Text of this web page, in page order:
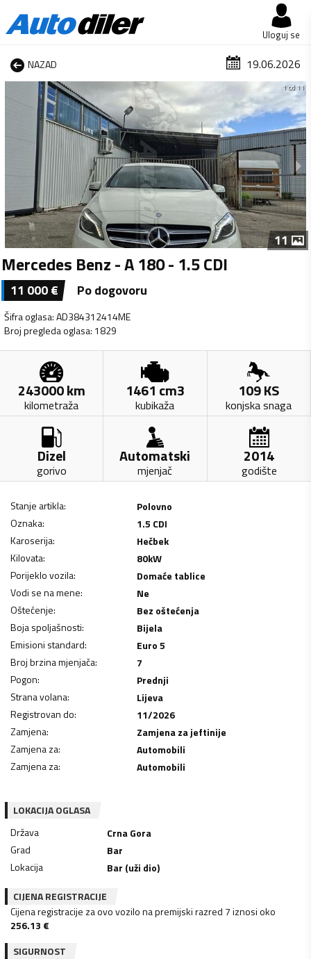
Uloguj se
NAZAD 19.06.2026
1 od 11
11
Mercedes Benz - A 180 - 1.5 CDI
11 000€ Po dogovoru
Šifra oglasa:AD384312414ME
Broj pregleda oglasa: 1829
243000km
kilometraža
1461 cm3
kubikaža
109KS
konjska snaga
Dizel
gorivo
Automatski
mjenjač
2014
godište
Stanje artikla:
Polovno
Oznaka:
1.5 CDI
Karoserija:
Hečbek
Kilovata: 80kW
Porijeklo vozila:
Domaće tablice
Vodi se na mene:
Ne
Oštećenje:
Bez oštećenja
Boja spoljašnosti:
Bijela
Emisioni standard:
Euro 5
Broj brzina mjenjača:
7
Pogon:
Prednji
Strana volana:
Lijeva
Registrovan do:
11/2026
Zamjena:
Zamjena za jeftinije
Zamjena za:
Automobili
Zamjena za: Automobili
LOKACIJA OGLASA
Država
Crna Gora
Grad
Bar
Lokacija
Bar (uži dio)
CIJENA REGISTRACIJE
Cijena registracije za ovo vozilo na premijski razred 7 iznosi oko
256.13 €
SIGURNOST